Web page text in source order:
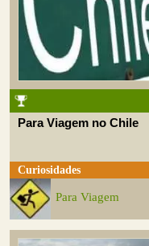
Para Viagem no Chile
Curiosidades
Para Viagem